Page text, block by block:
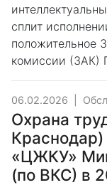
сплит
положительное
комиссии (ЗАК)
06.02.2026
Охрана
«ЦЖКУ»
(по ВКС) в